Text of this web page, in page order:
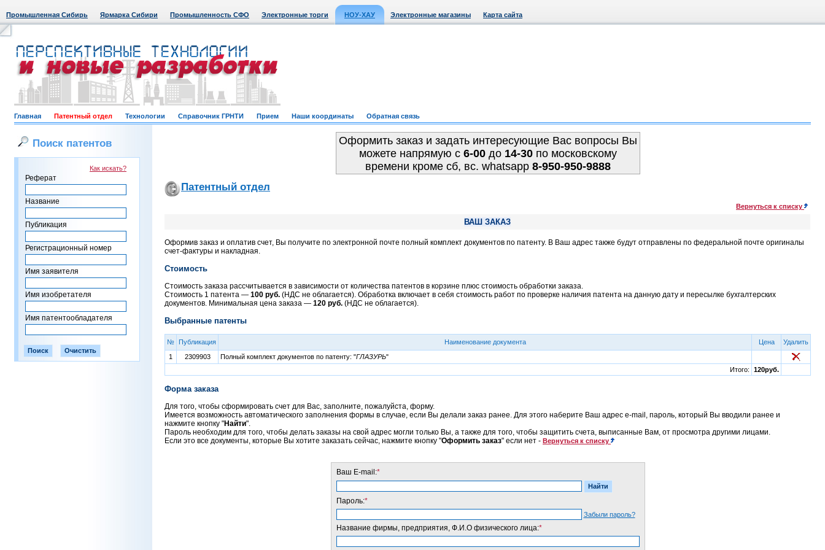
Промышленная Сибирь Ярмарка Сибири Промышленность СФО Электронные торги НОУ-ХАУ Электронные магазины Карта сайта
Главная Патентный отдел Технологии Справочник ГРНТИ Прием Наши координаты Обратная связь
Поиск патентов
Как искать?
Реферат
Название
Публикация
Регистрационный номер
Имя заявителя
Имя изобретателя
Имя патентообладателя
Оформить заказ и задать интересующие Вас вопросы Вы
можете напрямую c 6-00до 14-30по московскому
времени кроме сб, вс. whatsapp 8-950-950-9888
Патентный отдел
Вернуться к списку
ВАШ ЗАКАЗ
Оформив заказ и оплатив счет, Вы получите по электронной почте полный комплект документов по патенту. В Ваш адрес также будут отправлены по федеральной почте оригиналы
счет-фактуры и накладная.
Стоимость
Стоимость заказа рассчитывается в зависимости от количества патентов в корзине плюс стоимость обработки заказа.
Стоимость 1 патента — 100 руб. (НДС не облагается). Обработка включает в себя стоимость работ по проверке наличия патента на данную дату и пересылке бухгалтерских
документов. Минимальная цена заказа — 120 руб. (НДС не облагается).
Выбранные патенты
№ Публикация Наименование документа Цена
Удалить
1
2309903 Полный комплект документов по патенту: "ГЛАЗУРЬ"
Итого:
120руб.
Форма заказа
Для того, чтобы сформировать счет для Вас, заполните, пожалуйста, форму.
Имеется возможность автоматического заполнения формы в случае, если Вы делали заказ ранее. Для этого наберите Ваш адрес e-mail, пароль, который Вы вводили ранее и
нажмите кнопку "Найти".
Пароль необходим для того, чтобы делать заказы на свой адрес могли только Вы, а также для того, чтобы защитить счета, выписанные Вам, от просмотра другими лицами.
Если это все документы, которые Вы хотите заказать сейчас, нажмите кнопку "Оформить заказ" если нет - Вернуться к списку
Ваш E-mail:*
Пароль:*
Забыли пароль?
Название фирмы, предприятия, Ф.И.О физического лица:*